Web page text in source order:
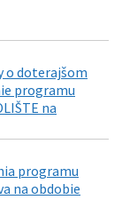
o doterajšom
programu
na
programu
na obdobie